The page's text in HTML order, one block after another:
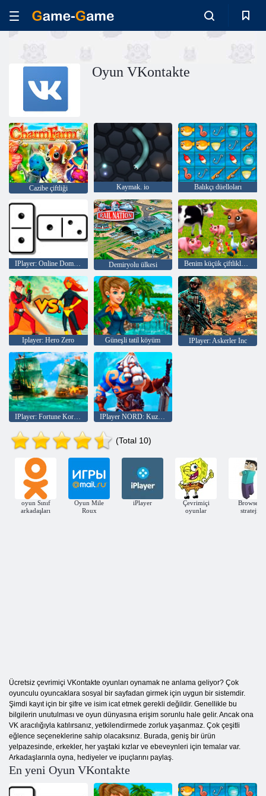
Oyun VKontakte
Cazibe çiftliği Kaymak. io Balıkçı düelloları
IPlayer: Online Domino Demiryolu ülkesi Benim küçük çiftliklerim
Iplayer: Hero Zero Güneşli tatil köyüm IPlayer: Askerler Inc
IPlayer: Fortune Korsanları Tides IPlayer NORD: Kuzeyin Kahramanları
(Total 10)
oyun Sınıf
arkadaşları
Oyun Mile
Roux
iPlayer
Çevrimiçi
oyunlar
Browser
strateji
Ücretsiz çevrimiçi VKontakte oyunları oynamak ne anlama geliyor? Çok
oyunculu oyuncaklara sosyal bir sayfadan girmek için uygun bir sistemdir.
Şimdi kayıt için bir şifre ve isim icat etmek gerekli değildir. Genellikle bu
bilgilerin unutulması ve oyun dünyasına erişim sorunlu hale gelir. Ancak ona
VK aracılığıyla katılırsanız, yetkilendirmede zorluk yaşanmaz. Çok çeşitli
eğlence seçeneklerine sahip olacaksınız. Burada, geniş bir ürün
yelpazesinde, erkekler, her yaştaki kızlar ve ebeveynleri için temalar var.
Arkadaşlarınla ​​oyna, hediyeler ve ipuçlarını paylaş.
En yeni Oyun VKontakte